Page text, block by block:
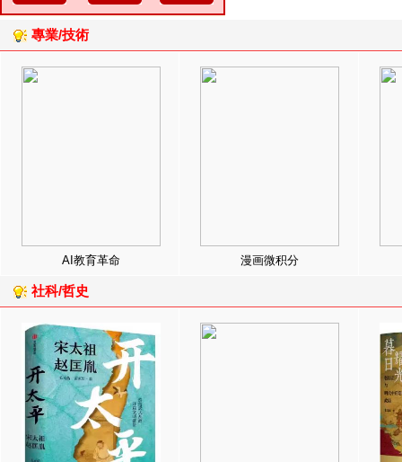
專業/技術
AI教育革命 漫画微积分
社科/哲史